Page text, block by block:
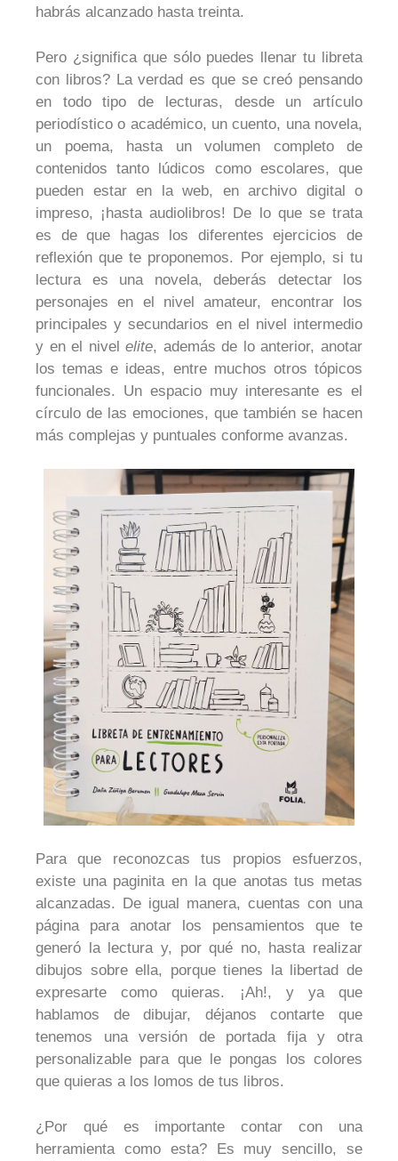
habrás alcanzado hasta treinta.
Pero ¿significa que sólo puedes llenar tu libreta
con libros? La verdad es que se creó pensando
en todo tipo de lecturas, desde un artículo
periodístico o académico, un cuento, una novela,
un poema, hasta un volumen completo de
contenidos tanto lúdicos como escolares, que
pueden estar en la web, en archivo digital o
impreso, ¡hasta audiolibros! De lo que se trata
es de que hagas los diferentes ejercicios de
reflexión que te proponemos. Por ejemplo, si tu
lectura es una novela, deberás detectar los
personajes en el nivel amateur, encontrar los
principales y secundarios en el nivel intermedio
y en el nivelelite, además de lo anterior, anotar
los temas e ideas, entre muchos otros tópicos
funcionales. Un espacio muy interesante es el
círculo de las emociones, que también se hacen
más complejas y puntuales conforme avanzas.
Para que reconozcas tus propios esfuerzos,
existe una paginita en la que anotas tus metas
alcanzadas. De igual manera, cuentas con una
página para anotar los pensamientos que te
generó la lectura y, por qué no, hasta realizar
dibujos sobre ella, porque tienes la libertad de
expresarte como quieras. ¡Ah!, y ya que
hablamos de dibujar, déjanos contarte que
tenemos una versión de portada fija y otra
personalizable para que le pongas los colores
que quieras a los lomos de tus libros.
¿Por qué es importante contar con una
herramienta como esta? Es muy sencillo, se